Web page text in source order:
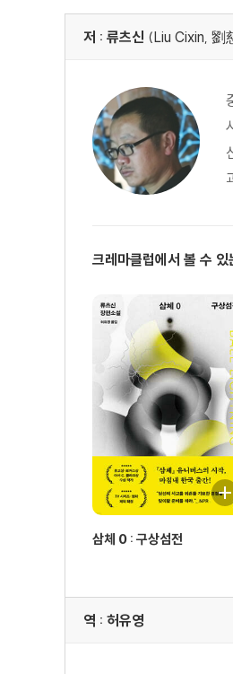
저 : 류츠신 (Liu Cixin, 劉
크레마클럽에서 볼 수
삼체 0 : 구상섬전
역 : 허유영